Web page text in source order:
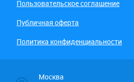
Пользовательское соглашение
Публичная оферта
Политика конфиденциальности
Москва